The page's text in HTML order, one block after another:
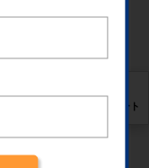
、ブザーが高速
サポート